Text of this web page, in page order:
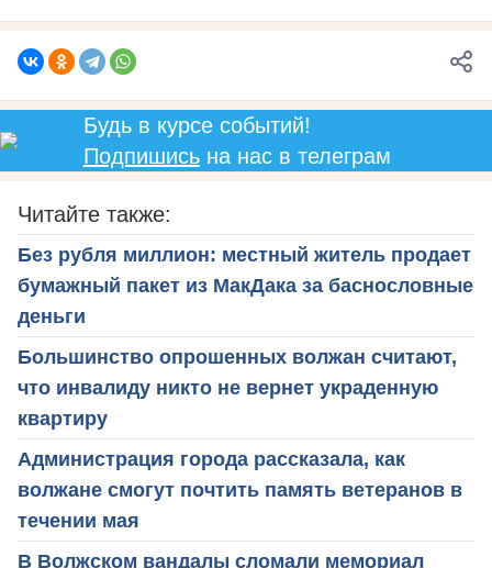
Будь в курсе событий!
Подпишисьна нас в телеграм
Читайте также:
Без рубля миллион: местный житель продает
бумажный пакет из МакДака за баснословные
деньги
Большинство опрошенных волжан считают,
что инвалиду никто не вернет украденную
квартиру
Администрация города рассказала, как
волжане смогут почтить память ветеранов в
течении мая
В Волжском вандалы сломали мемориал